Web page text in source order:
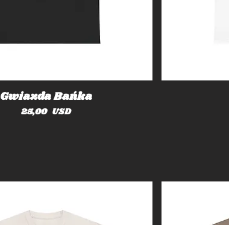
Gwiazda Bańka
Cena
25,00 USD